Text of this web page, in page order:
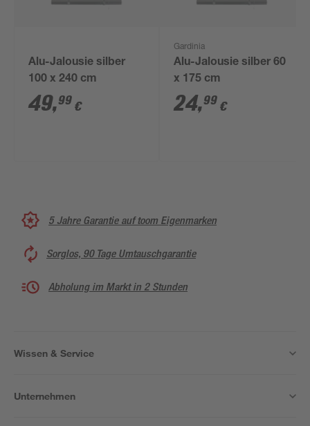
Alu-Jalousie silber
100 x 240 cm
49,99 €
Gardinia
Alu-Jalousie silber 60
x 175 cm
24,99 €
5 Jahre Garantie auf toom Eigenmarken
Sorglos, 90 Tage Umtauschgarantie
Abholung im Markt in 2 Stunden
Wissen & Service
Unternehmen